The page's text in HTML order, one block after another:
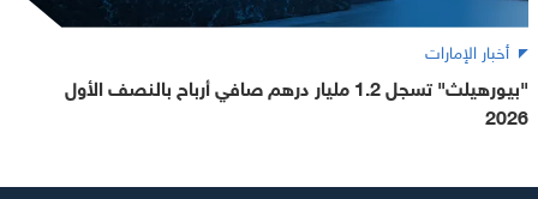
أخبار الإمارات
"بيورهيلث" تسجل 1.2 مليار درهم صافي أرباح بالنصف الأول
2026